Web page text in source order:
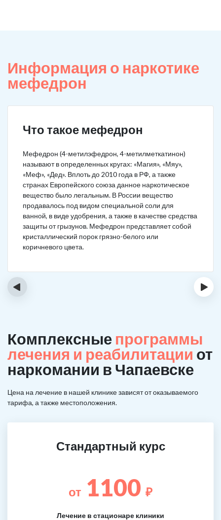
Информация о наркотике
мефедрон
Что такое мефедрон
Мефедрон (4-метилэфедрон, 4-метилметкатинон)
называют в определенных кругах: «Магия», «Мяу»,
«Меф», «Дед». Вплоть до 2010 года в РФ, а также
странах Европейского союза данное наркотическое
вещество было легальным. В России вещество
продавалось под видом специальной соли для
ванной, в виде удобрения, а также в качестве средства
защиты от грызунов. Мефедрон представляет собой
кристаллический порок грязно-белого или
коричневого цвета.
‹ ›
Комплексные программы
лечения и реабилитации от
наркомании в Чапаевске
Цена на лечение в нашей клинике зависят от оказываемого
тарифа, а также местоположения.
Стандартный курс
от 1100 ₽
Лечение в стационаре клиники